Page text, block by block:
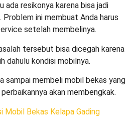
ada resikonya karena bisa jadi
Problem ini membuat Anda harus
setelah membelinya.
tersebut bisa dicegah karena
dahulu kondisi mobilnya.
sampai membeli mobil bekas yang
akan membengkak.
Mobil Bekas Kelapa Gading